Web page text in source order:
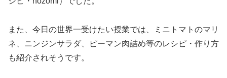
また、今日の世界一受けたい授業では、ミニトマトのマリ
ネ、ニンジンサラダ、ピーマン肉詰め等のレシピ・作り方
も紹介されそうです。